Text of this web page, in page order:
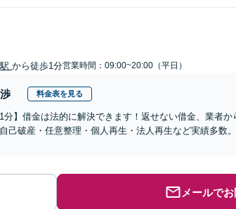
から徒歩1分営業時間：09:00~20:00（平日）
料金表を見る
分】借金は法的に解決できます！返せない借金、業者
己破産・任意整理・個人再生・法人再生など実績多数
メールで